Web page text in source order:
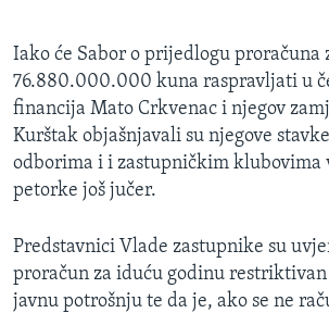
na
pretraguBOSNA I HERCEGOVINA
SVIJET
SPECIJALNI PROJEKTI
KORUPCIJA
SLOBODA MEDIJA
ŽENSKA STRANA
MAGAZIN
O GLASU AMERIKE
Iako će Sabor o prijedlogu proračuna
76.880.000.000 kuna raspravljati u
financija Mato Crkvenac i njegov
Kurštak objašnjavali su njegove
odborima i i zastupničkim klubovima
petorke još jučer.
Predstavnici Vlade zastupnike su
proračun za iduću godinu
javnu potrošnju te da je, ako se ne